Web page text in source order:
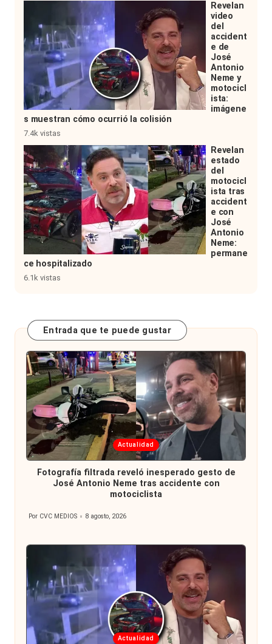
Revelan
video
del
accident
e de
José
Antonio
Neme y
motocicl
ista:
imágene
s muestran cómo ocurrió la colisión
7.4k vistas
Revelan
estado
del
motocicl
ista tras
accident
e con
José
Antonio
Neme:
permane
ce hospitalizado
6.1k vistas
Entrada que te puede gustar
Publicada
en
Actualidad
Fotografía filtrada reveló inesperado gesto de
José Antonio Neme tras accidente con
motociclista
Publicado
Por CVC MEDIOS 8 agosto, 2026
Publicada
Actualidad